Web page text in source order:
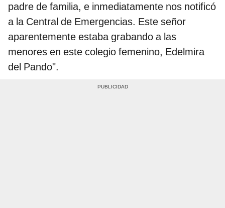
padre de familia, e inmediatamente nos notificó
a la Central de Emergencias. Este señor
aparentemente estaba grabando a las
menores en este colegio femenino, Edelmira
del Pando".